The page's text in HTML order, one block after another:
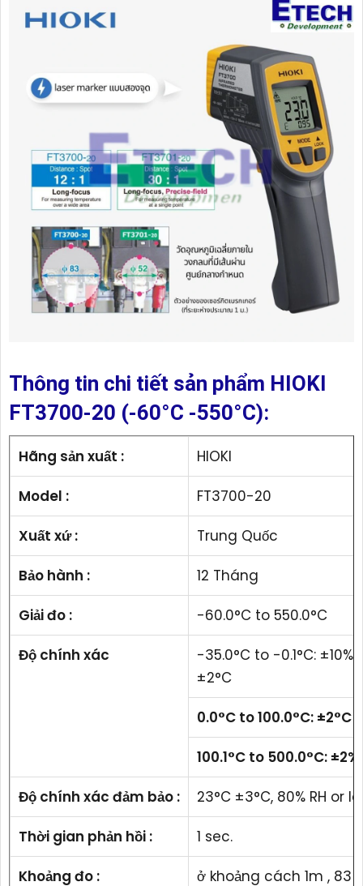
Thông tin chi tiết sản phẩm HIOKI
FT3700-20 (-60°C -550°C):
Hãng sản xuất : HIOKI
Model : FT3700-20
Xuất xứ : Trung Quốc
Bảo hành : 12 Tháng
Giải đo : -60.0°C to 550.0°C
Độ chính xác
-35.0°C to -0.1°C: ±10%
±2°C
0.0°C to 100.0°C: ±2°C
100.1°C to 500.0°C:
Độ chính xác đảm bảo : 23°C ±3°C, 80% RH or
Thời gian phản hồi : 1 sec.
Khoảng đo : ở khoảng cách 1m , 83